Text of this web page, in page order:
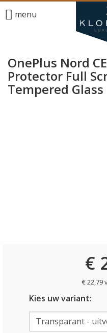
menu
OnePlus Nord
Protector Full
Tempered Glass
€
€ 22,79
Kies uw variant: